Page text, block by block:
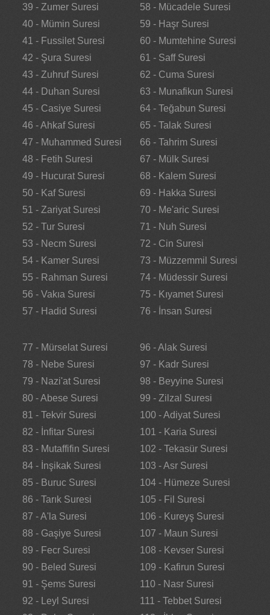
39 - Zumer Suresi
40 - Mümin Suresi
41 - Fussilet Suresi
42 - Şura Suresi
43 - Zuhruf Suresi
44 - Duhan Suresi
45 - Casiye Suresi
46 - Ahkaf Suresi
47 - Muhammed Suresi
48 - Fetih Suresi
49 - Hucurat Suresi
50 - Kaf Suresi
51 - Zariyat Suresi
52 - Tur Suresi
53 - Necm Suresi
54 - Kamer Suresi
55 - Rahman Suresi
56 - Vakıa Suresi
57 - Hadid Suresi
58 - Mücadele Suresi
59 - Haşr Suresi
60 - Mumtehine Suresi
61 - Saff Suresi
62 - Cuma Suresi
63 - Munafikun Suresi
64 - Teğabun Suresi
65 - Talak Suresi
66 - Tahrim Suresi
67 - Mülk Suresi
68 - Kalem Suresi
69 - Hakka Suresi
70 - Me'aric Suresi
71 - Nuh Suresi
72 - Cin Suresi
73 - Müzzemmil Suresi
74 - Müdessir Suresi
75 - Kıyamet Suresi
76 - İnsan Suresi
77 - Mürselat Suresi
78 - Nebe Suresi
79 - Nazi'at Suresi
80 - Abese Suresi
81 - Tekvir Suresi
82 - İnfitar Suresi
83 - Mutaffifin Suresi
84 - İnşikak Suresi
85 - Buruc Suresi
86 - Tarık Suresi
87 - A'la Suresi
88 - Gaşiye Suresi
89 - Fecr Suresi
90 - Beled Suresi
91 - Şems Suresi
92 - Leyl Suresi
96 - Alak Suresi
97 - Kadr Suresi
98 - Beyyine Suresi
99 - Zilzal Suresi
100 - Adiyat Suresi
101 - Karia Suresi
102 - Tekasür Suresi
103 - Asr Suresi
104 - Hümeze Suresi
105 - Fil Suresi
106 - Kureyş Suresi
107 - Maun Suresi
108 - Kevser Suresi
109 - Kafirun Suresi
110 - Nasr Suresi
111 - Tebbet Suresi